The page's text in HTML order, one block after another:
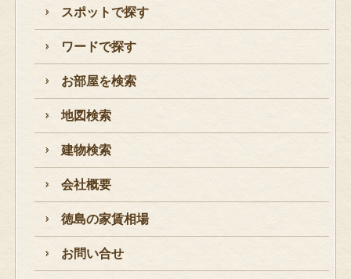
スポットで探す
ワードで探す
お部屋を検索
地図検索
建物検索
会社概要
徳島の家賃相場
お問い合せ